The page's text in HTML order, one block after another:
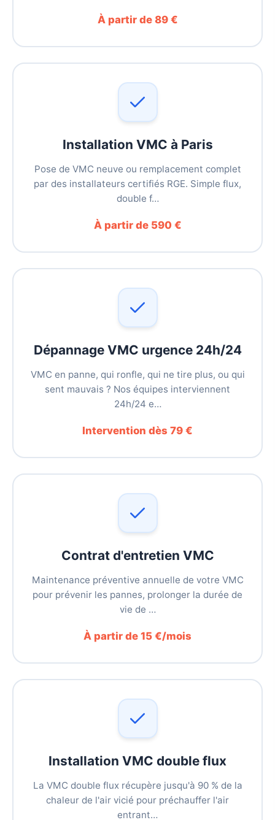
À partir de 89 €
Installation VMC à Paris
Pose de VMC neuve ou remplacement complet
par des installateurs certifiés RGE. Simple flux,
double f…
À partir de 590 €
Dépannage VMC urgence 24h/24
VMC en panne, qui ronfle, qui ne tire plus, ou qui
sent mauvais ? Nos équipes interviennent
24h/24 e…
Intervention dès 79 €
Contrat d'entretien VMC
Maintenance préventive annuelle de votre VMC
pour prévenir les pannes, prolonger la durée de
vie de …
À partir de 15 €/mois
Installation VMC double flux
La VMC double flux récupère jusqu'à 90 % de la
chaleur de l'air vicié pour préchauffer l'air
entrant…